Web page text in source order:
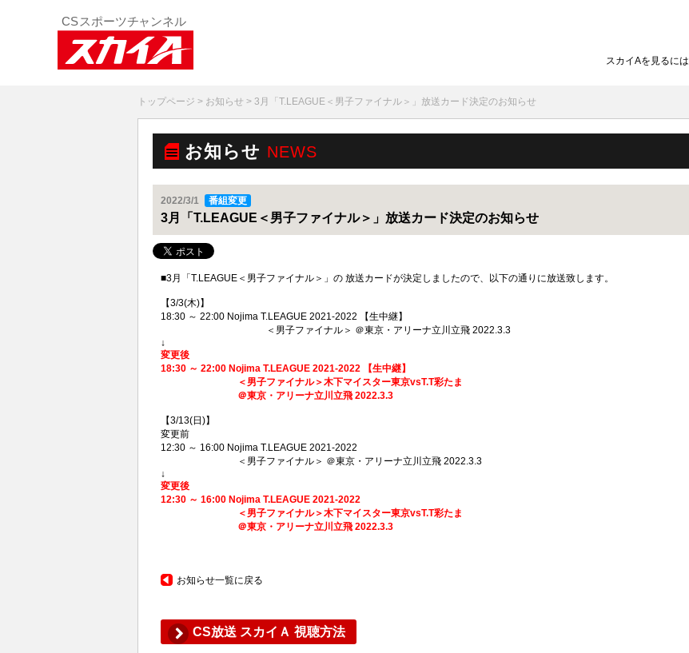
スカイAを見るには
トップページ > お知らせ > 3月「T.LEAGUE＜男子ファイナル＞」放送カード決定のお知らせ
お知らせ NEWS
2022/3/1 番組変更
3月「T.LEAGUE＜男子ファイナル＞」放送カード決定のお知らせ
■3月「T.LEAGUE＜男子ファイナル＞」の 放送カードが決定しましたので、以下の通りに放送致します。
【3/3(木)】
18:30 ～ 22:00 Nojima T.LEAGUE 2021-2022 【生中継】
＜男子ファイナル＞ ＠東京・アリーナ立川立飛 2022.3.3
↓
変更後
18:30 ～ 22:00 Nojima T.LEAGUE 2021-2022 【生中継】
＜男子ファイナル＞木下マイスター東京vsT.T彩たま
＠東京・アリーナ立川立飛 2022.3.3
【3/13(日)】
変更前
12:30 ～ 16:00 Nojima T.LEAGUE 2021-2022
＜男子ファイナル＞ ＠東京・アリーナ立川立飛 2022.3.3
↓
変更後
12:30 ～ 16:00 Nojima T.LEAGUE 2021-2022
＜男子ファイナル＞木下マイスター東京vsT.T彩たま
＠東京・アリーナ立川立飛 2022.3.3
お知らせ一覧に戻る
CS放送 スカイＡ 視聴方法